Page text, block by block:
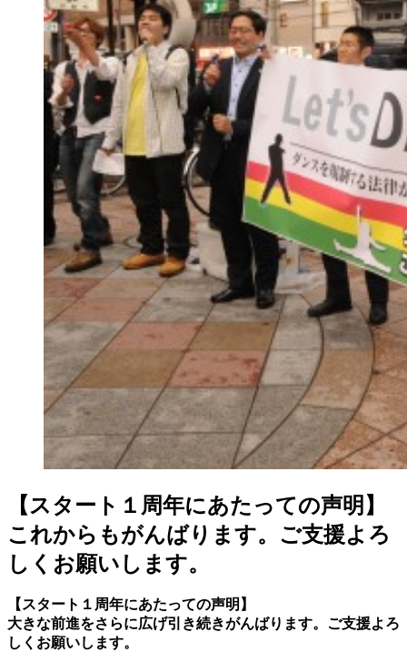
【スタート１周年にあたっての声明】
これからもがんばります。ご支援よろ
しくお願いします。
【スタート１周年にあたっての声明】
大きな前進をさらに広げ引き続きがんばります。ご支援よろ
しくお願いします。